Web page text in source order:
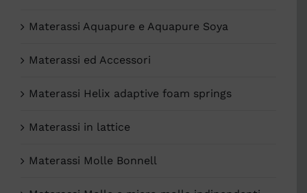
Materassi Aquapure e Aquapure Soya
Materassi ed Accessori
Materassi Helix adaptive foam springs
Materassi in lattice
Materassi Molle Bonnell